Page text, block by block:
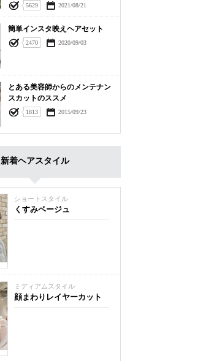
5629 2021/08/21
簡単インスタ映えヘアセット
2470 2020/09/03
とある美容師からのメンテナン
スカットのススメ
1813 2015/09/23
新着ヘアスタイル
ショートスタイル
くすみベージュ
ミディアムスタイル
顔まわりレイヤーカット